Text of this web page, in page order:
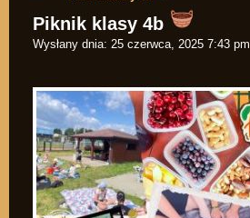
Piknik klasy 4b
Wysłany dnia: 25 czerwca, 2025 7:43 pm